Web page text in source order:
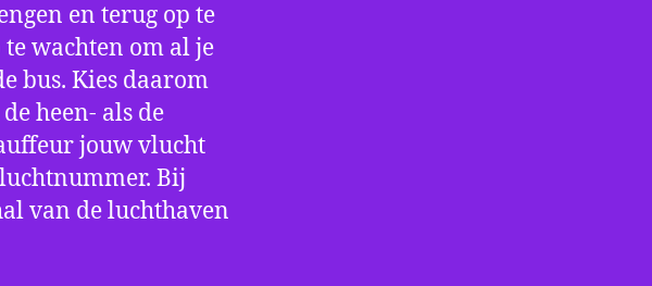
en terug op te
wachten om al je
bus. Kies daarom
heen- als de
jouw vlucht
Bij
van de luchthaven